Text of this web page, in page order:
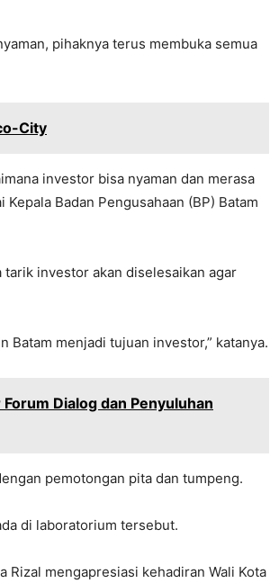
pihaknya terus membuka semua
City
investor bisa nyaman dan merasa
Badan Pengusahaan (BP) Batam
investor akan diselesaikan agar
Batam menjadi tujuan investor,” katanya.
Dialog dan Penyuluhan
pemotongan pita dan tumpeng.
di laboratorium tersebut.
Rizal mengapresiasi kehadiran Wali Kota